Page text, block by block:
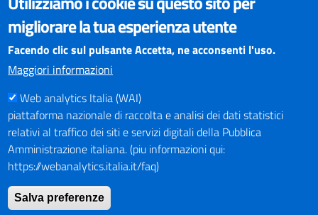
SOCIAL NETWORKS
Pagina Facebook
Profilo Instagram
Canale YouTube
Mappa del Sito
Indirizzario
migliorare la tua esperienza utente
Facendo clic sul pulsante Accetta, ne acconsenti l'uso.
Maggiori informazioni
Web analytics Italia (WAI)
piattaforma nazionale di raccolta e analisi dei dati statistici
relativi al traffico dei siti e servizi digitali della Pubblica
Amministrazione italiana. (piu informazioni qui:
https://webanalytics.italia.it/faq)
Salva preferenze